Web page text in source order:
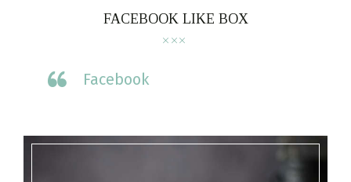
FACEBOOK LIKE BOX
Facebook